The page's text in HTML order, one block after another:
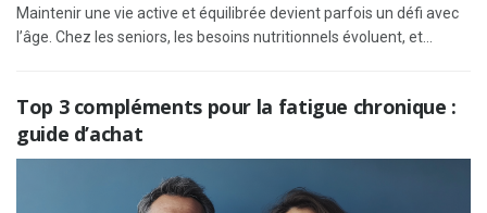
Maintenir une vie active et équilibrée devient parfois un défi avec
l’âge. Chez les seniors, les besoins nutritionnels évoluent, et...
Top 3 compléments pour la fatigue chronique :
guide d’achat